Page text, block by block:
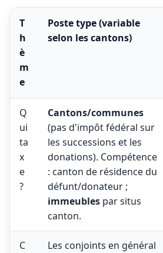
T
h
è
m
e
Poste type (variable
selon les cantons)
Q
ui
ta
x
e
?
Cantons/communes
(pas d'impôt fédéral sur
les successions et les
donations). Compétence
: canton de résidence du
défunt/donateur ;
immeubles par situs
canton.
C
Les conjoints en général